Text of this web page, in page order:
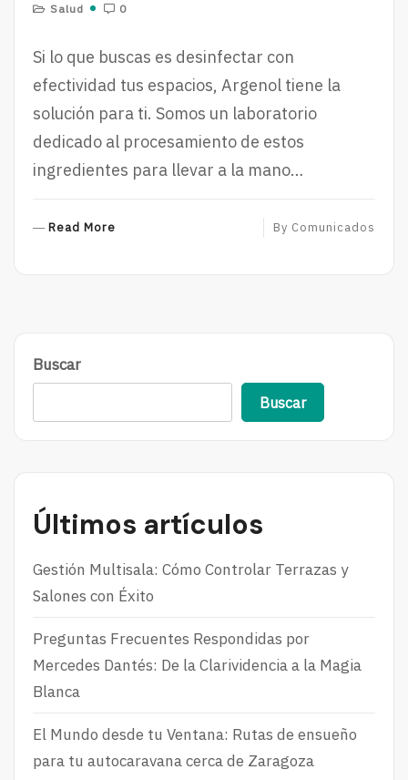
Salud 0
Si lo que buscas es desinfectar con
efectividad tus espacios, Argenol tiene la
solución para ti. Somos un laboratorio
dedicado al procesamiento de estos
ingredientes para llevar a la mano…
Read More By Comunicados
Buscar
Buscar
Últimos artículos
Gestión Multisala: Cómo Controlar Terrazas y
Salones con Éxito
Preguntas Frecuentes Respondidas por
Mercedes Dantés: De la Clarividencia a la Magia
Blanca
El Mundo desde tu Ventana: Rutas de ensueño
para tu autocaravana cerca de Zaragoza